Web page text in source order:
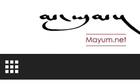
ཡུ